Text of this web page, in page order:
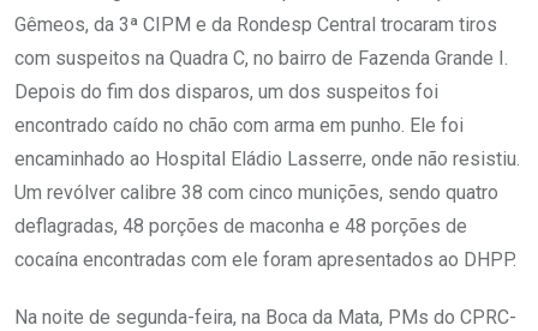
Gêmeos, da 3ª CIPM e da Rondesp Central trocaram tiros
com suspeitos na Quadra C, no bairro de Fazenda Grande I.
Depois do fim dos disparos, um dos suspeitos foi
encontrado caído no chão com arma em punho. Ele foi
encaminhado ao Hospital Eládio Lasserre, onde não resistiu.
Um revólver calibre 38 com cinco munições, sendo quatro
deflagradas, 48 porções de maconha e 48 porções de
cocaína encontradas com ele foram apresentados ao DHPP.
Na noite de segunda-feira, na Boca da Mata, PMs do CPRC-